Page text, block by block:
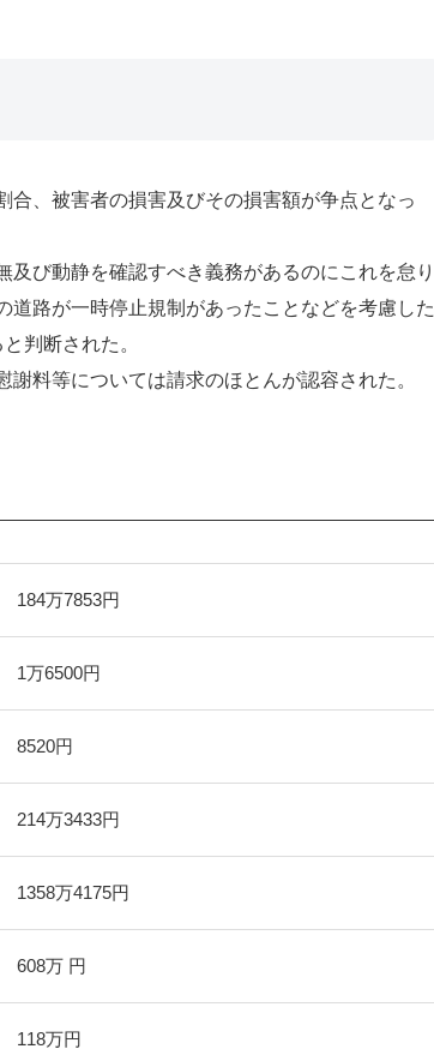
、被害者の損害及びその損害額が争点となっ
び動静を確認すべき義務があるのにこれを怠り
路が一時停止規制があったことなどを考慮した
判断された。
料等については請求のほとんが認容された。
184万7853円
1万6500円
8520円
214万3433円
1358万4175円
608万 円
118万円